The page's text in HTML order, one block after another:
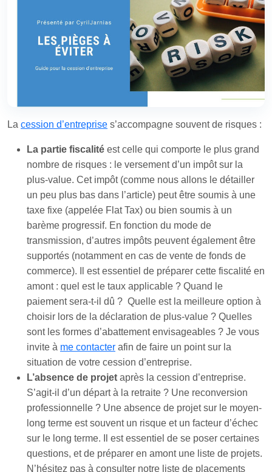
La cession d’entreprise s’accompagne souvent de risques :
La partie fiscalité est celle qui comporte le plus grand
nombre de risques : le versement d’un impôt sur la
plus-value. Cet impôt (comme nous allons le détailler
un peu plus bas dans l’article) peut être soumis à une
taxe fixe (appelée Flat Tax) ou bien soumis à un
barème progressif. En fonction du mode de
transmission, d’autres impôts peuvent également être
supportés (notamment en cas de vente de fonds de
commerce). Il est essentiel de préparer cette fiscalité en
amont : quel est le taux applicable ? Quand le
paiement sera-t-il dû ? Quelle est la meilleure option à
choisir lors de la déclaration de plus-value ? Quelles
sont les formes d’abattement envisageables ? Je vous
invite à me contacter afin de faire un point sur la
situation de votre cession d’entreprise.
L’absence de projet après la cession d’entreprise.
S’agit-il d’un départ à la retraite ? Une reconversion
professionnelle ? Une absence de projet sur le moyen-
long terme est souvent un risque et un facteur d’échec
sur le long terme. Il est essentiel de se poser certaines
questions, et de préparer en amont une liste de projets.
N’hésitez pas à consulter notre liste de placements